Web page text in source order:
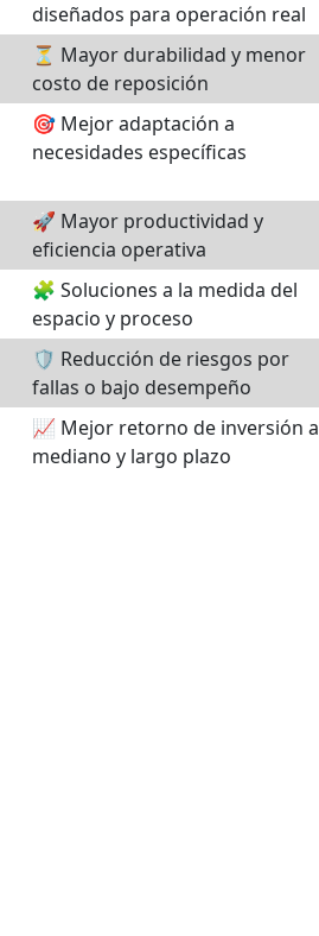
diseñados para operación real
⏳ Mayor durabilidad y menor
costo de reposición
🎯 Mejor adaptación a
necesidades específicas
🚀 Mayor productividad y
eficiencia operativa
🧩 Soluciones a la medida del
espacio y proceso
🛡️ Reducción de riesgos por
fallas o bajo desempeño
📈 Mejor retorno de inversión a
mediano y largo plazo